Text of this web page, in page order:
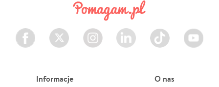
Facebook Twitter Instagram LinkedIn TikTok Youtube
Informacje O nas